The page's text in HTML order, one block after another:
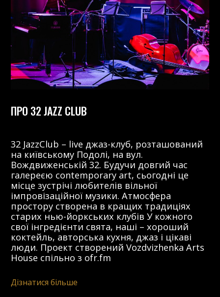
ПРО 32 JAZZ CLUB
32 JazzClub – live джаз-клуб, розташований
на київському Подолі, на вул.
Вождвиженській 32. Будучи довгий час
галереєю contemporary art, сьогодні це
місце зустрічі любителів вільної
імпровізаційної музики. Атмосфера
простору створена в кращих традиціях
старих нью-йоркських клубів У кожного
свої інгредієнти свята, наші – хороший
коктейль, авторська кухня, джаз і цікаві
люди. Проект створений Vozdvizhenka Arts
House спільно з ofr.fm
Дізнатися більше